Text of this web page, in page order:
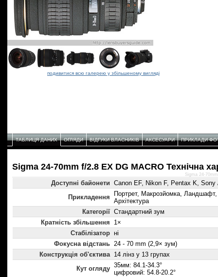
подивитися всю галерею у збільшеному вигляді
ТАБЛИЦЯ ДАНИХ ОГЛЯДИ ВІДГУКИ ВЛАСНИКІВ АКСЕСУАРИ ПРИКЛАДИ
Sigma 24-70mm f/2.8 EX DG MACRO Технічнa
Доступні байонети Canon EF, Nikon F, Pentax K,
Прикладення
Портрет, Макрозйомка,
Архітектура
Категорії Стандартний зум
Кратність збільшення
1×
Стабілізатор ні
Фокусна відстань 24 - 70 mm (2,9× зум)
Конструкція об'єктива 14 лінз у 13 групах
Кут огляду 35мм: 84.1-34.3°
цифровий: 54.8-20.2°
Sigma 24-